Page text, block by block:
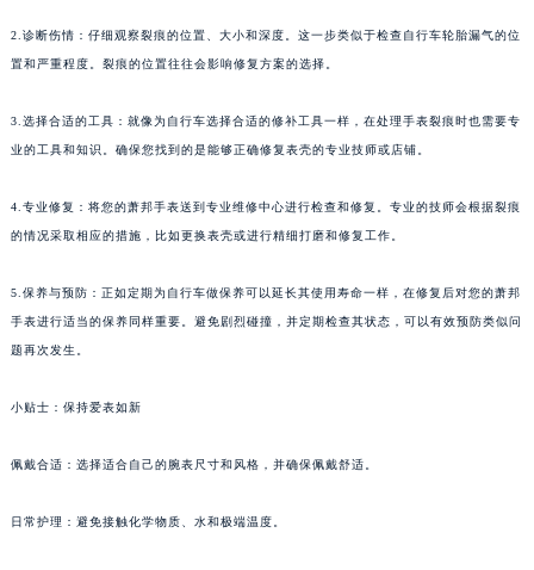
2.诊断伤情：仔细观察裂痕的位置、大小和深度。这一步类似于检查自行车轮胎漏气的位
置和严重程度。裂痕的位置往往会影响修复方案的选择。
3.选择合适的工具：就像为自行车选择合适的修补工具一样，在处理手表裂痕时也需要专
业的工具和知识。确保您找到的是能够正确修复表壳的专业技师或店铺。
4.专业修复：将您的萧邦手表送到专业维修中心进行检查和修复。专业的技师会根据裂痕
的情况采取相应的措施，比如更换表壳或进行精细打磨和修复工作。
5.保养与预防：正如定期为自行车做保养可以延长其使用寿命一样，在修复后对您的萧邦
手表进行适当的保养同样重要。避免剧烈碰撞，并定期检查其状态，可以有效预防类似问
题再次发生。
小贴士：保持爱表如新
佩戴合适：选择适合自己的腕表尺寸和风格，并确保佩戴舒适。
日常护理：避免接触化学物质、水和极端温度。